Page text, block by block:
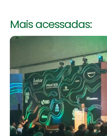
Mais acessadas: